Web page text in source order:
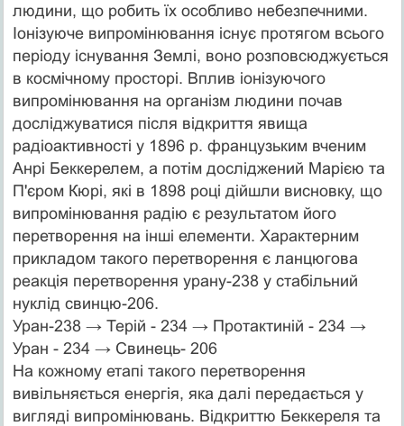
людини, що робить їх особливо небезпечними.
Іонізуюче випромінювання існує протягом всього
періоду існування Землі, воно розповсюджується
в космічному просторі. Вплив іонізуючого
випромінювання на організм людини почав
досліджуватися після відкриття явища
радіоактивності у 1896 р. французьким вченим
Анрі Беккерелем, а потім досліджений Марією та
П'єром Кюрі, які в 1898 році дійшли висновку, що
випромінювання радію є результатом його
перетворення на інші елементи. Характерним
прикладом такого перетворення є ланцюгова
реакція перетворення урану-238 у стабільний
нуклід свинцю-206.
Уран-238 → Терій - 234 → Протактиній - 234 →
Уран - 234 → Свинець- 206
На кожному етапі такого перетворення
вивільняється енергія, яка далі передається у
вигляді випромінювань. Відкриттю Беккереля та